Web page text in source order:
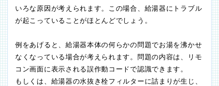
いろな原因が考えられます。この場合、給湯器にトラブル
が起こっていることがほとんどでしょう。
例をあげると、給湯器本体の何らかの問題でお湯を沸かせ
なくなっている場合が考えられます。問題の内容は、リモ
コン画面に表示される誤作動コードで認識できます。
もしくは、給湯器の水抜き栓フィルターに詰まりが生じ、